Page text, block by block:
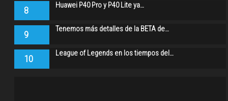
8 Huawei P40 Pro y P40 Lite ya…
9 Tenemos más detalles de la BETA de…
10 League of Legends en los tiempos del…